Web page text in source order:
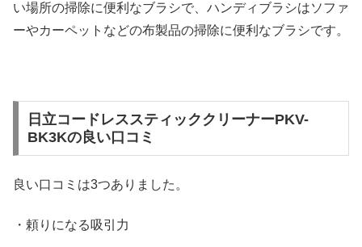
い場所の掃除に便利なブラシで、ハンディブラシはソファ
ーやカーペットなどの布製品の掃除に便利なブラシです。
日立コードレススティッククリーナーPKV-
BK3Kの良い口コミ
良い口コミは3つありました。
・頼りになる吸引力